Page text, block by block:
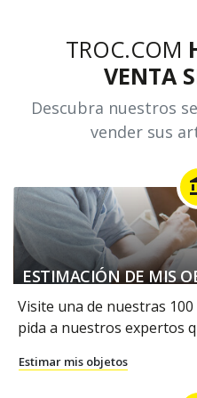
TROC.COM
VENTA
Descubra nuestros
vender sus
ESTIMACIÓN DE MIS
Visite una de nuestras
pida a nuestros expertos
Estimar mis objetos